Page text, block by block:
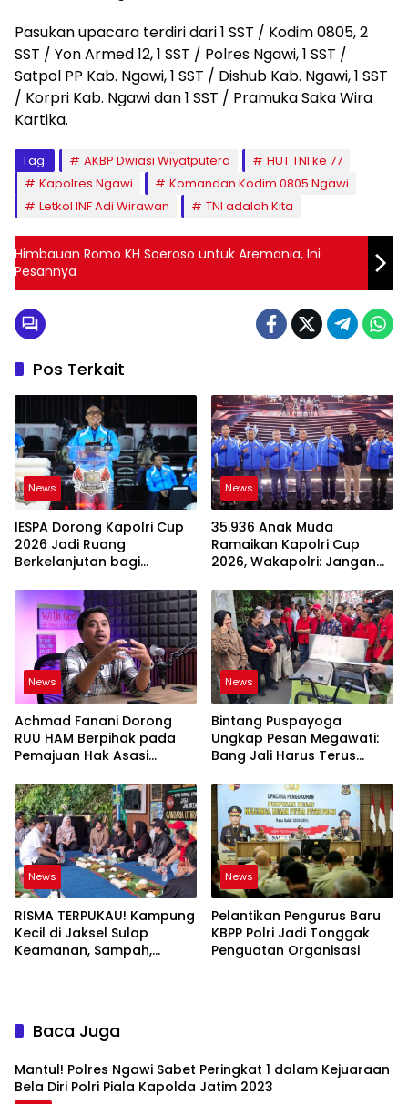
Pasukan upacara terdiri dari 1 SST / Kodim 0805, 2
SST / Yon Armed 12, 1 SST / Polres Ngawi, 1 SST /
Satpol PP Kab. Ngawi, 1 SST / Dishub Kab. Ngawi, 1 SST
/ Korpri Kab. Ngawi dan 1 SST / Pramuka Saka Wira
Kartika.
Tag: AKBP Dwiasi Wiyatputera
HUT TNI ke 77
Kapolres Ngawi
Komandan Kodim 0805 Ngawi
Letkol INF Adi Wirawan
TNI adalah Kita
Himbauan Romo KH Soeroso untuk Aremania, Ini
Pesannya
Pos Terkait
News
IESPA Dorong Kapolri Cup
2026 Jadi Ruang
Berkelanjutan bagi
News
35.936 Anak Muda
Ramaikan Kapolri Cup
2026, Wakapolri: Jangan
News
Achmad Fanani Dorong
RUU HAM Berpihak pada
Pemajuan Hak Asasi
News
Bintang Puspayoga
Ungkap Pesan Megawati:
Bang Jali Harus Terus
Dikembangkan
News
RISMA TERPUKAU! Kampung
Kecil di Jaksel Sulap
Keamanan, Sampah,
News
Pelantikan Pengurus Baru
KBPP Polri Jadi Tonggak
Penguatan Organisasi
Baca Juga
Mantul! Polres Ngawi Sabet Peringkat 1 dalam Kejuaraan
Bela Diri Polri Piala Kapolda Jatim 2023